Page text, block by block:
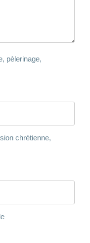
pèlerinage,
chrétienne,